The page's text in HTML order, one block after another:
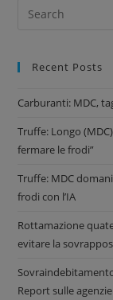
Recent Posts
Carburanti: MDC,
Truffe: Longo
fermare le frodi”
Truffe: MDC
frodi con l’IA
Rottamazione
evitare la
Report sulle